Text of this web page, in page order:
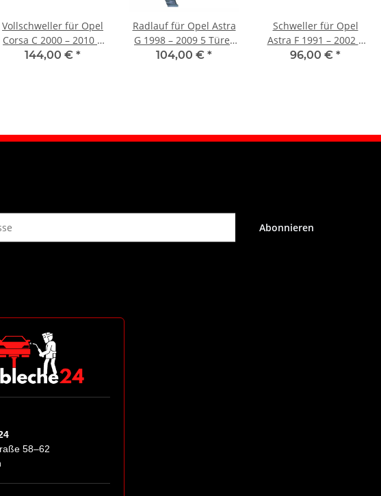
Vollschweller für Opel
Corsa C 2000 – 2010 5
Türer rechts
144,00 € *
Radlauf für Opel Astra
G 1998 – 2009 5 Türer
links
104,00 € *
Schweller für Opel
Astra F 1991 – 2002 5
Türer rechts
96,00 € *
Abonnieren
58–62